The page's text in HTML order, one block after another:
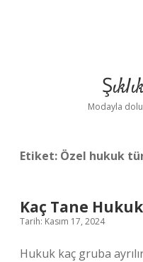
Modayla
Etiket: Özel hukuk
Kaç Tane
Tarih: Kasım 17, 2024
Hukuk kaç gruba